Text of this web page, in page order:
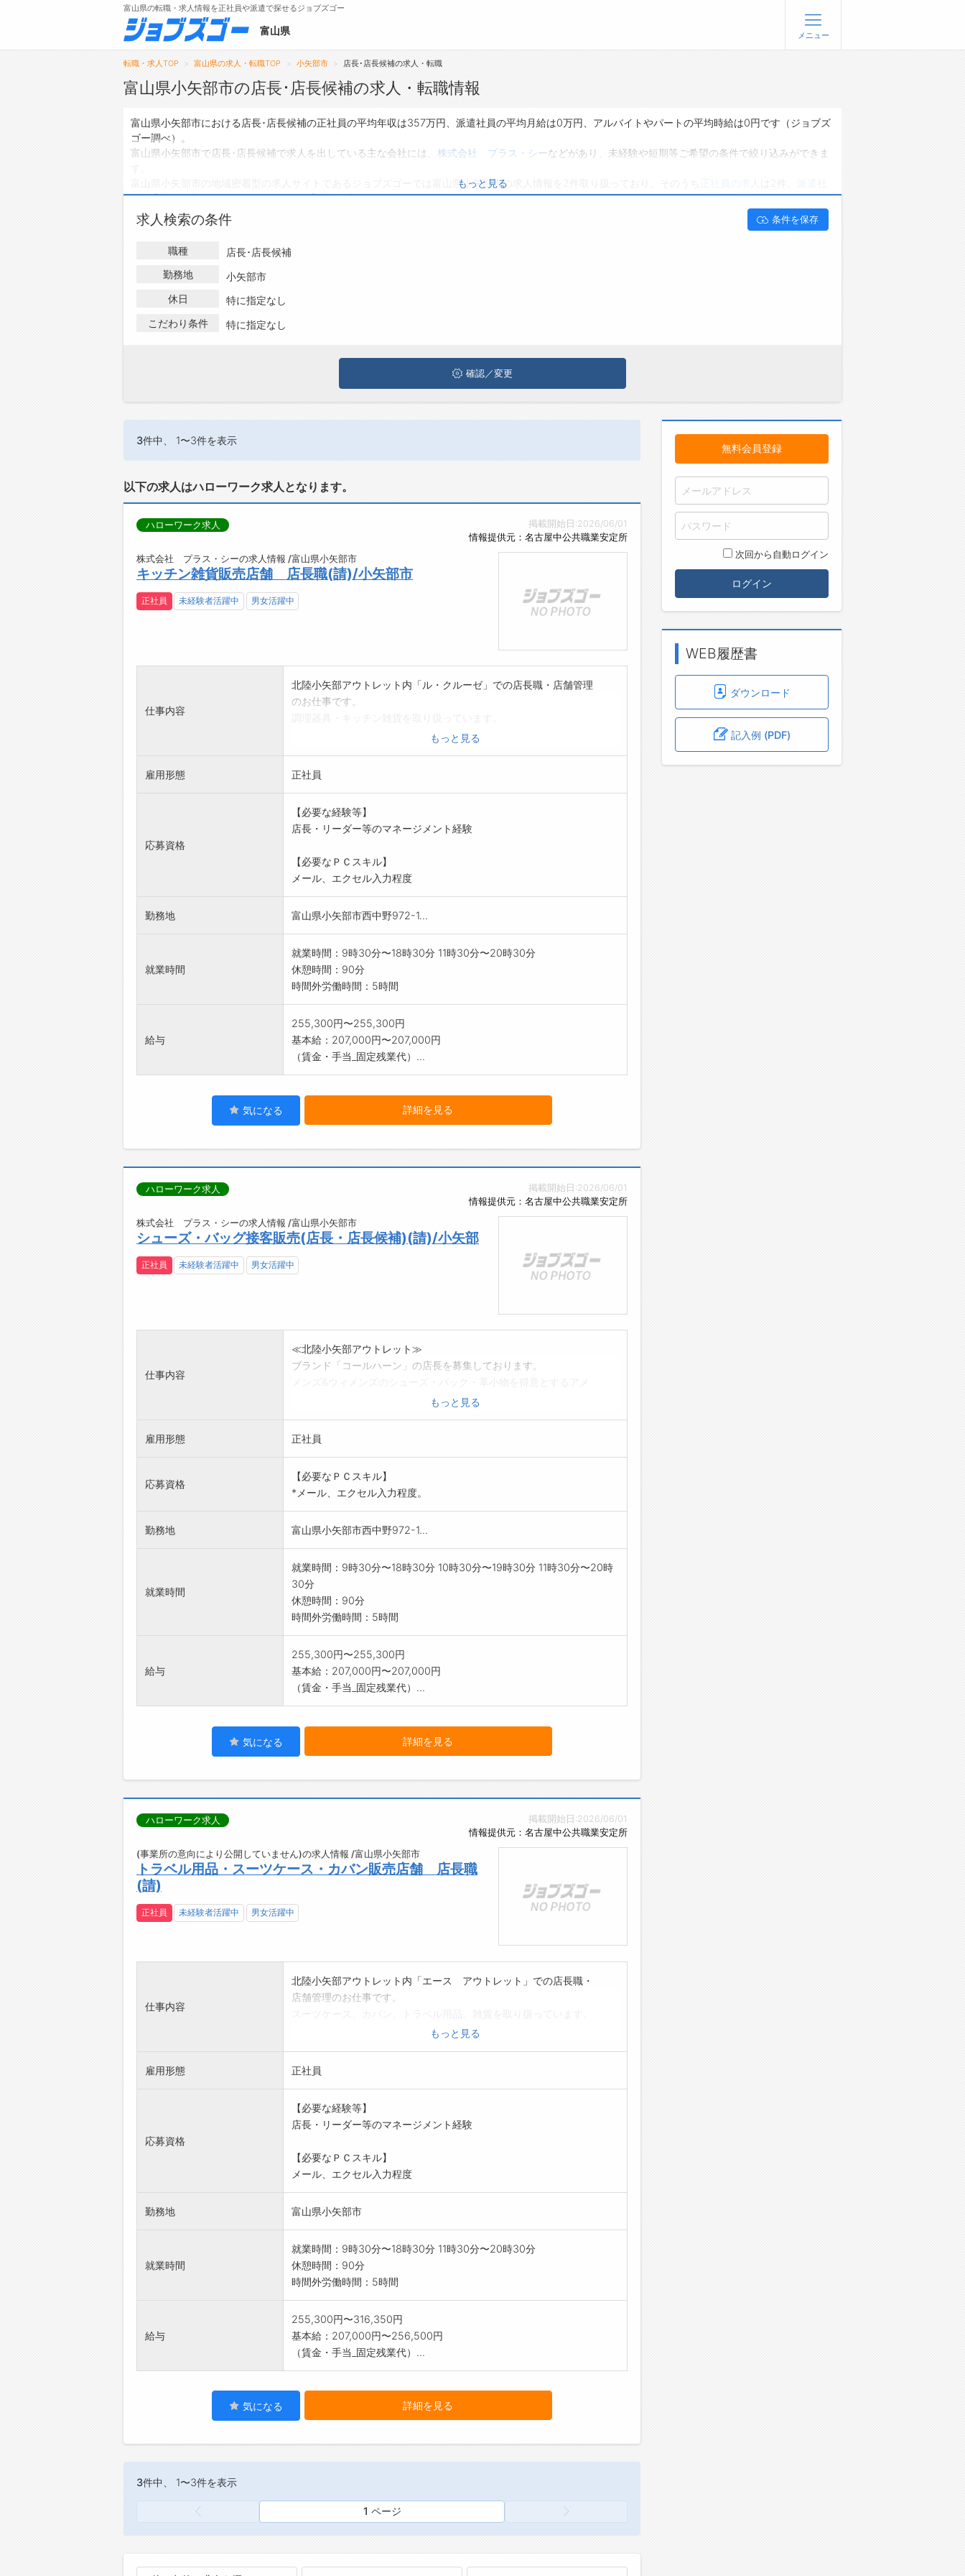
メニュー
トップ
転職支援サービスについて
転職ノウハウ(応募書類の書き方・面接対策な
転職・採用コラム
ジョブズゴーについて
会社概要
富山県の転職・求人情報を正社員や派遣で探せるジョブズゴー
富山県 メニュー
転職・求人TOP 富山県の求人・転職TOP 小矢部市 店長･店長候補の求人・転職
富山県小矢部市の店長･店長候補の求人・転職情報
富山県小矢部市における店長･店長候補の正社員の平均年収は357万円、派遣社員の平均月給は0万円、アルバイトやパートの平均時給は0円です（ジョブズ
ゴー調べ）。
富山県小矢部市で店長･店長候補で求人を出している主な会社には、 株式会社 プラス・シーなどがあり、未経験や短期等ご希望の条件で絞り込みができま
富山県小矢部市の地域密着型の求人サイトであるジョブズゴーでは富山県小矢部市の求人情報を2件取り扱っており、そのうち
員の求人は0件、アルバイト・パートの求人は0件です。
ハローワークにはない求人も多数扱っており、転職だけでなく、第二新卒から50代・60代以上の方の再就職も可能です。 富山県小矢部市で店長･店長候補
の求人・転職情報を探している方は、ぜひ興味のある職種に応募してみてくださいね。
もっと見る
求人検索の条件 条件を保存
職種
店長･店長候補
勤務地
小矢部市
休日
特に指定なし
こだわり条件
特に指定なし
確認／変更
3件中、 1〜3件を表示
以下の求人はハローワーク求人となります。
掲載開始日:2026/06/01
情報提供元：名古屋中公共職業安定所
ハローワーク求人
株式会社 プラス・シーの求人情報 /富山県小矢部市
キッチン雑貨販売店舗 店長職(請)/小矢部市
正社員 未経験者活躍中 男女活躍中
仕事内容
北陸小矢部アウトレット内「ル・クルーゼ」での店長職・店舗管理
のお仕事です。
売上管理・スタッフ育成等の店舗運営管理全般を行って頂きます。
[請負業務]
もっと見る
雇用形態 正社員
応募資格
【必要な経験等】
店長・リーダー等のマネージメント経験
【必要なＰＣスキル】
メール、エクセル入力程度
勤務地 富山県小矢部市西中野972-1...
就業時間
就業時間：9時30分〜18時30分 11時30分〜20時30分
休憩時間：90分
時間外労働時間：5時間
給与
255,300円〜255,300円
基本給：207,000円〜207,000円
（賃金・手当_固定残業代）...
気になる 詳細を見る
掲載開始日:2026/06/01
情報提供元：名古屋中公共職業安定所
ハローワーク求人
株式会社 プラス・シーの求人情報 /富山県小矢部市
シューズ・バッグ接客販売(店長・店長候補)(請)/小矢部
正社員 未経験者活躍中 男女活躍中
仕事内容
≪北陸小矢部アウトレット≫
ブランド「コールハーン」の店長を募集しております。
安心してご応募ください。
※ステップアップ可能
ゆくゆくは複数店舗管理や営業拡大のプロデューサーへの道も。
収入やキャリアに関する制度が整っている為、安心して長く働き
続けられる環境です。 [請負業務」
もっと見る
雇用形態 正社員
応募資格
【必要なＰＣスキル】
*メール、エクセル入力程度。
勤務地 富山県小矢部市西中野972-1...
就業時間
就業時間：9時30分〜18時30分 10時30分〜19時30分 11時30分〜20時
30分
休憩時間：90分
時間外労働時間：5時間
給与
255,300円〜255,300円
基本給：207,000円〜207,000円
（賃金・手当_固定残業代）...
気になる 詳細を見る
掲載開始日:2026/06/01
情報提供元：名古屋中公共職業安定所
ハローワーク求人
(事業所の意向により公開していません)の求人情報 /富山県小矢部市
トラベル用品・スーツケース・カバン販売店舗 店長職
(請)
正社員 未経験者活躍中 男女活躍中
仕事内容
北陸小矢部アウトレット内「エース アウトレット」での店長職・
店舗管理のお仕事です。
売上管理・スタッフ育成等の店舗運営管理全般を行って頂きます。
まずは気軽にご応募ください。
○従事すべき業務の変更範囲:面接時等に別途明示
もっと見る
雇用形態 正社員
応募資格
【必要な経験等】
店長・リーダー等のマネージメント経験
【必要なＰＣスキル】
メール、エクセル入力程度
勤務地 富山県小矢部市
就業時間
就業時間：9時30分〜18時30分 11時30分〜20時30分
休憩時間：90分
時間外労働時間：5時間
給与
255,300円〜316,350円
基本給：207,000円〜256,500円
（賃金・手当_固定残業代）...
気になる 詳細を見る
3件中、 1〜3件を表示
1 ページ
無料会員登録
次回から自動ログイン
ログイン
WEB履歴書
ダウンロード
記入例 (PDF)